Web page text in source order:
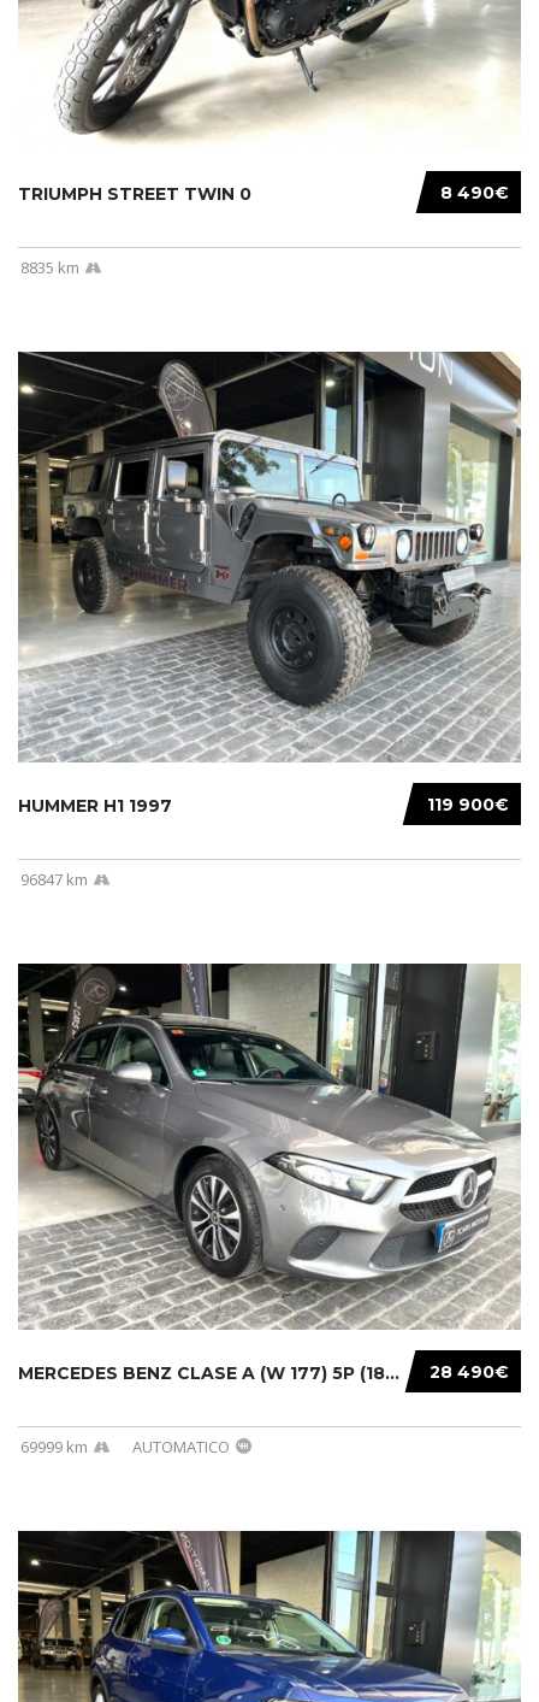
8 490€
TRIUMPH STREET TWIN 0
8835 km
119 900€
HUMMER H1 1997
96847 km
28 490€
MERCEDES BENZ CLASE A (W 177) 5P (18-) 2020....
69999 km AUTOMATICO